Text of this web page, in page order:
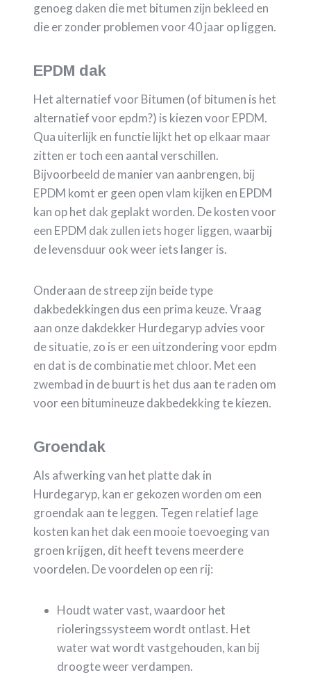
genoeg daken die met bitumen zijn bekleed en
die er zonder problemen voor 40 jaar op liggen.
EPDM dak
Het alternatief voor Bitumen (of bitumen is het
alternatief voor epdm?) is kiezen voor EPDM.
Qua uiterlijk en functie lijkt het op elkaar maar
zitten er toch een aantal verschillen.
Bijvoorbeeld de manier van aanbrengen, bij
EPDM komt er geen open vlam kijken en EPDM
kan op het dak geplakt worden. De kosten voor
een EPDM dak zullen iets hoger liggen, waarbij
de levensduur ook weer iets langer is.
Onderaan de streep zijn beide type
dakbedekkingen dus een prima keuze. Vraag
aan onze dakdekker Hurdegaryp advies voor
de situatie, zo is er een uitzondering voor epdm
en dat is de combinatie met chloor. Met een
zwembad in de buurt is het dus aan te raden om
voor een bitumineuze dakbedekking te kiezen.
Groendak
Als afwerking van het platte dak in
Hurdegaryp, kan er gekozen worden om een
groendak aan te leggen. Tegen relatief lage
kosten kan het dak een mooie toevoeging van
groen krijgen, dit heeft tevens meerdere
voordelen. De voordelen op een rij:
Houdt water vast, waardoor het
rioleringssysteem wordt ontlast. Het
water wat wordt vastgehouden, kan bij
droogte weer verdampen.